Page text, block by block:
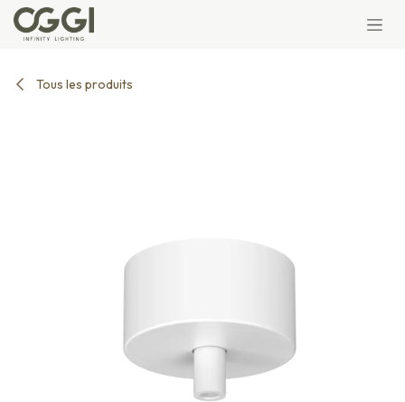
Se rendre au contenu
Tous les produits